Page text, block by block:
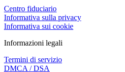
Centro fiduciario
Informativa sulla privacy
Informativa sui cookie
Informazioni legali
Termini di servizio
DMCA / DSA